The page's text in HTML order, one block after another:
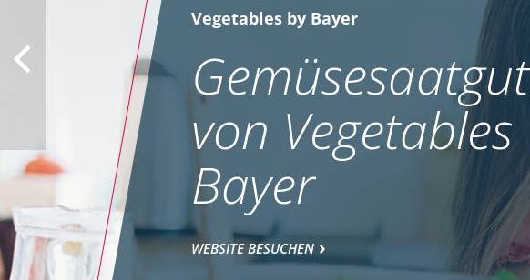
Vegetables by Bayer
Gemüsesaatgut
von Vegetables
Bayer
WEBSITE BESUCHEN